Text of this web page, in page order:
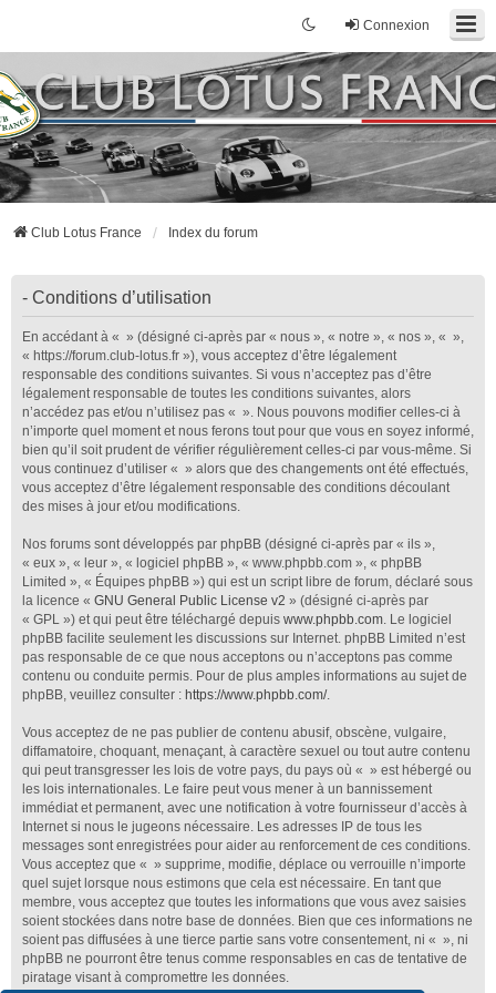
Connexion
Club Lotus France Index du forum
- Conditions d’utilisation
En accédant à « » (désigné ci-après par « nous », « notre », « nos », « »,
« https://forum.club-lotus.fr »), vous acceptez d’être légalement
responsable des conditions suivantes. Si vous n’acceptez pas d’être
légalement responsable de toutes les conditions suivantes, alors
n’accédez pas et/ou n’utilisez pas « ». Nous pouvons modifier celles-ci à
n’importe quel moment et nous ferons tout pour que vous en soyez informé,
bien qu’il soit prudent de vérifier régulièrement celles-ci par vous-même. Si
vous continuez d’utiliser « » alors que des changements ont été effectués,
vous acceptez d’être légalement responsable des conditions découlant
des mises à jour et/ou modifications.
Nos forums sont développés par phpBB (désigné ci-après par « ils »,
« eux », « leur », « logiciel phpBB », « www.phpbb.com », « phpBB
Limited », « Équipes phpBB ») qui est un script libre de forum, déclaré sous
la licence « GNU General Public License v2 » (désigné ci-après par
« GPL ») et qui peut être téléchargé depuis www.phpbb.com. Le logiciel
phpBB facilite seulement les discussions sur Internet. phpBB Limited n’est
pas responsable de ce que nous acceptons ou n’acceptons pas comme
contenu ou conduite permis. Pour de plus amples informations au sujet de
phpBB, veuillez consulter : https://www.phpbb.com/.
Vous acceptez de ne pas publier de contenu abusif, obscène, vulgaire,
diffamatoire, choquant, menaçant, à caractère sexuel ou tout autre contenu
qui peut transgresser les lois de votre pays, du pays où « » est hébergé ou
les lois internationales. Le faire peut vous mener à un bannissement
immédiat et permanent, avec une notification à votre fournisseur d’accès à
Internet si nous le jugeons nécessaire. Les adresses IP de tous les
messages sont enregistrées pour aider au renforcement de ces conditions.
Vous acceptez que « » supprime, modifie, déplace ou verrouille n’importe
quel sujet lorsque nous estimons que cela est nécessaire. En tant que
membre, vous acceptez que toutes les informations que vous avez saisies
soient stockées dans notre base de données. Bien que ces informations ne
soient pas diffusées à une tierce partie sans votre consentement, ni « », ni
phpBB ne pourront être tenus comme responsables en cas de tentative de
piratage visant à compromettre les données.